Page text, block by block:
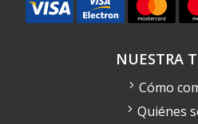
NUESTRA
Cómo
Quiénes